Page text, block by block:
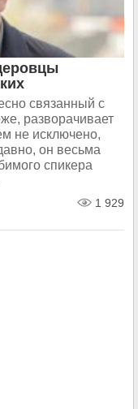
связанный с
разворачивает
не исключено,
он весьма
спикера
1 929